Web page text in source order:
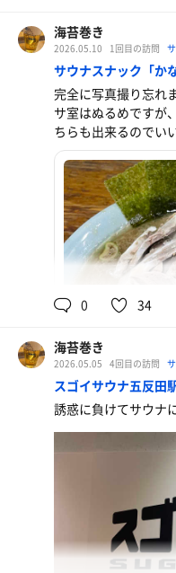
10年以上ぶりに食べ
ホルモンラーメン
サウナ後に良き
海苔巻き
2026.05.10 1回目の訪問
サウナスナック「か
完全に写真撮り忘れ
サ室はぬるめですが
ちらも出来るのでい
チャーシュー麺大
ライス切れのため
0 34
海苔巻き
2026.05.05 4回目の訪問
スゴイサウナ五反田
誘惑に負けてサウナ